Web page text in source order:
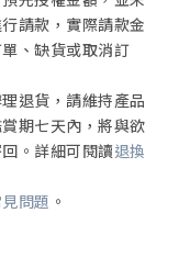
請款，實際請款金
、缺貨或取消訂
退貨，請維持產品
期七天內，將與欲
。詳細可閱讀退換
問題 。